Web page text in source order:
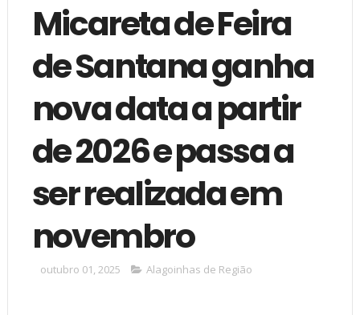
Micareta de Feira
de Santana ganha
nova data a partir
de 2026 e passa a
ser realizada em
novembro
outubro 01, 2025 Alagoinhas de Região